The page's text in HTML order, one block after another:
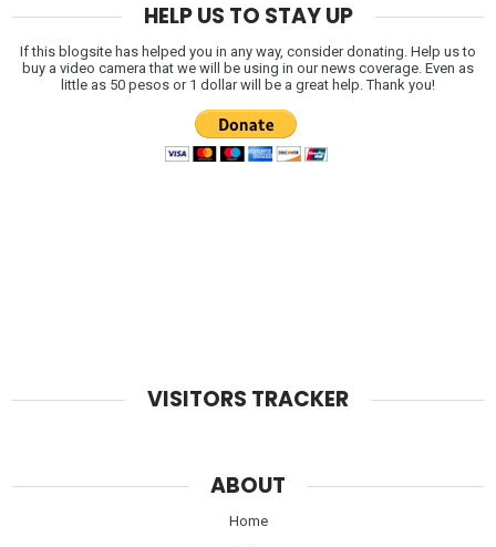
HELP US TO STAY UP
If this blogsite has helped you in any way, consider donating. Help us to
buy a video camera that we will be using in our news coverage. Even as
little as 50 pesos or 1 dollar will be a great help. Thank you!
VISITORS TRACKER
ABOUT
Home